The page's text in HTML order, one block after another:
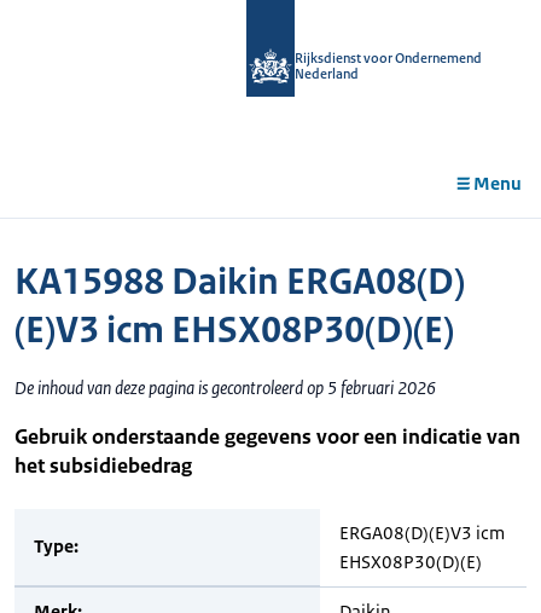
Rijksdienst voor Ondernemend
Nederland
Menu
KA15988 Daikin ERGA08(D)
(E)V3 icm EHSX08P30(D)(E)
De inhoud van deze pagina is gecontroleerd op 5 februari 2026
Gebruik onderstaande gegevens voor een indicatie van
het subsidiebedrag
Type:
ERGA08(D)(E)V3 icm
EHSX08P30(D)(E)